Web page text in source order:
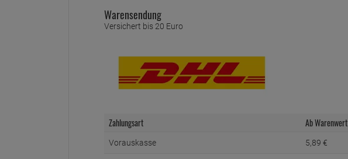
Warensendung
Versichert bis 20 Euro
Zahlungsart Ab Warenwert
Vorauskasse 5, 89 €